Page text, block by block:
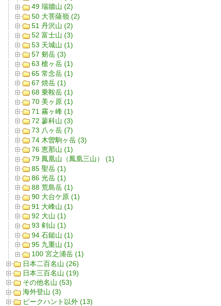
49 瑞牆山 (2)
50 大菩薩嶺 (2)
51 丹沢山 (2)
52 富士山 (3)
53 天城山 (1)
57 剱岳 (3)
63 槍ヶ岳 (1)
65 常念岳 (1)
67 焼岳 (1)
68 乗鞍岳 (1)
70 美ヶ原 (1)
71 霧ヶ峰 (1)
72 蓼科山 (3)
73 八ヶ岳 (7)
74 木曽駒ヶ岳 (3)
76 恵那山 (1)
79 鳳凰山（鳳凰三山） (1)
85 聖岳 (1)
86 光岳 (1)
88 荒島岳 (1)
90 大台ケ原 (1)
91 大峰山 (1)
92 大山 (1)
93 剣山 (1)
94 石鎚山 (1)
95 九重山 (1)
100 宮之浦岳 (1)
日本二百名山 (26)
日本三百名山 (19)
その他名山 (53)
海外登山 (3)
ピークハント以外 (13)